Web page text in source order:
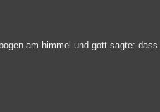
am himmel und gott sagte: